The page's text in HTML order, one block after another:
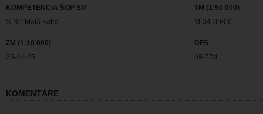
KOMPETENCIA ŠOP SR
S-NP Malá Fatra
TM (1:50 000)
M-34-098-C
ZM (1:10 000)
25-44-25
DFS
69-77d
KOMENTÁRE